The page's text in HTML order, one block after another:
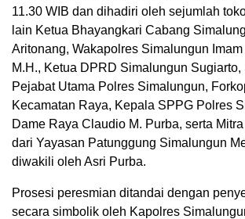
11.30 WIB dan dihadiri oleh sejumlah
lain Ketua Bhayangkari Cabang
Aritonang, Wakapolres Simalungun
M.H., Ketua DPRD Simalungun Sugiarto,
Pejabat Utama Polres Simalungun,
Kecamatan Raya, Kepala SPPG Polres
Dame Raya Claudio M. Purba, serta
dari Yayasan Patunggung Simalungun
diwakili oleh Asri Purba.
Prosesi peresmian ditandai dengan
secara simbolik oleh Kapolres